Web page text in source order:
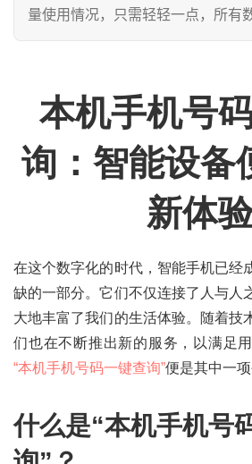
量使用情况，只需轻轻一点，所有
本机手机号
询：智能设备
新体
在这个数字化的时代，智能手机已经
缺的一部分。它们不仅连接了人与人
大地丰富了我们的生活体验。随着技
们也在不断推出新的服务，以满足
“本机手机号码一键查询”便是其中一
什么是“本机手机号